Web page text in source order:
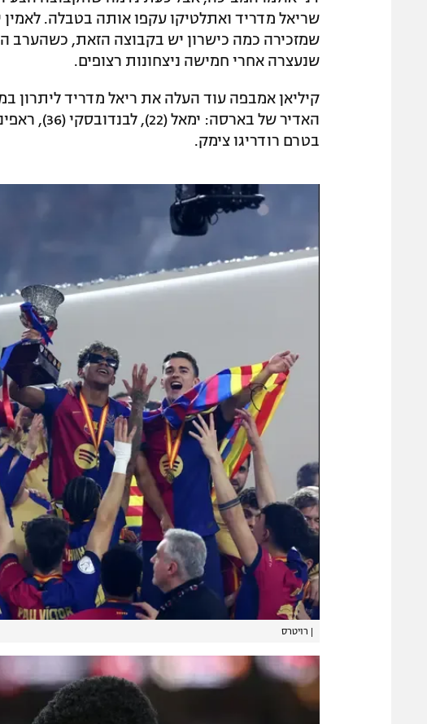
שריאל מדריד ואתלטיקו עקפו אותה בטבלה. לאמין
שמזכירה כמה כישרון יש בקבוצה הזאת, כשהערב
שנעצרה אחרי חמישה ניצחונות רצופים.
בטרם רודריגו צימק.
| רויטרס